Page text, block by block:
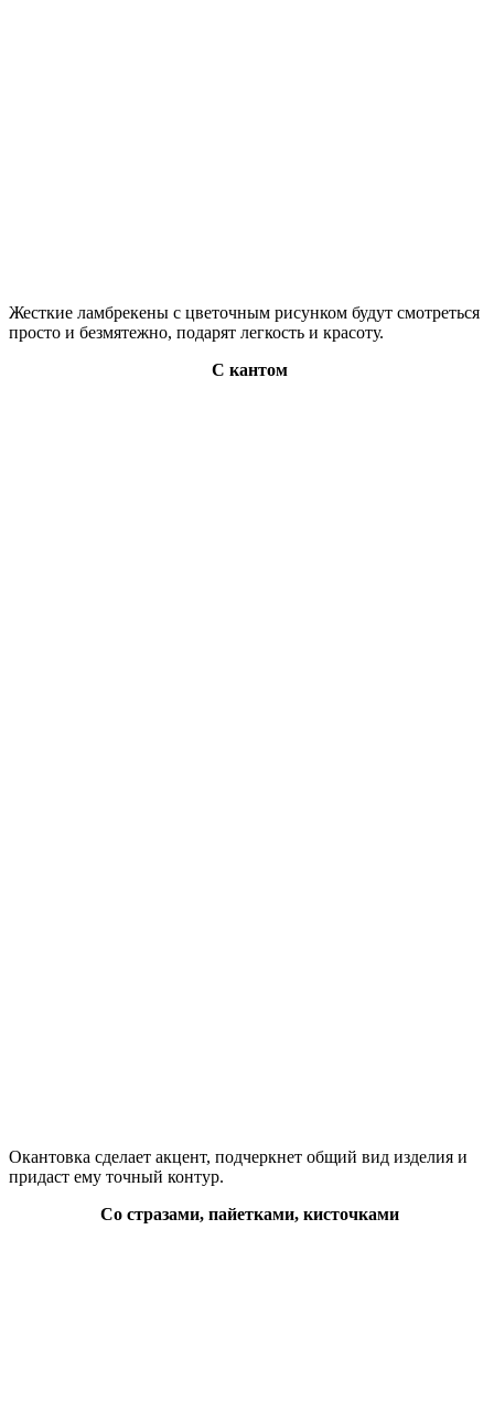
Жесткие ламбрекены с цветочным рисунком будут смотреться
просто и безмятежно, подарят легкость и красоту.
С кантом
Окантовка сделает акцент, подчеркнет общий вид изделия и
придаст ему точный контур.
Со стразами, пайетками, кисточками